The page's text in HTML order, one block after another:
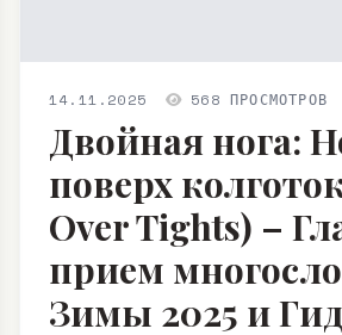
14.11.2025 568 ПРОСМОТРОВ
Двойная нога:
поверх
Over Tights) –
прием
Зимы 2025 и